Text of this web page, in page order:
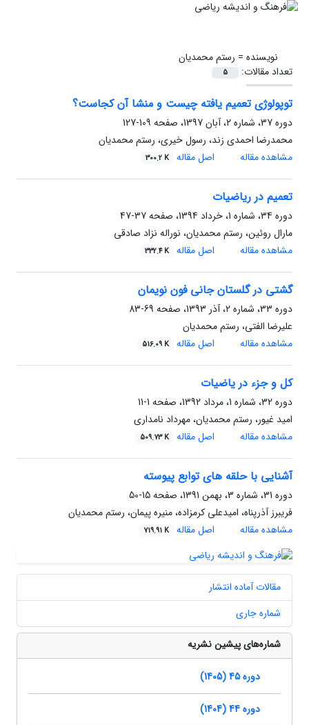
نویسنده = رستم محمدیان
تعداد مقالات:
5
توپولوژی تعمیم یافته چیست و منشا آن کجاست؟
دوره 37، شماره 2، آبان 1397، صفحه
109-127
محمدرضا احمدی زند، رسول خیری، رستم محمدیان
مشاهده مقاله
اصل مقاله 300.2 K
تعمیم در ریاضیات
دوره 34، شماره 1، خرداد 1394، صفحه
37-47
مارال روئین، رستم محمدیان، نوراله نزاد صادقی
مشاهده مقاله
اصل مقاله 332.4 K
گشتی در گلستان جانی فون نویمان
دوره 33، شماره 2، آذر 1393، صفحه
69-83
علیرضا الفتی، رستم محمدیان
مشاهده مقاله
اصل مقاله 516.09 K
کل و جزء در یاضیات
دوره 32، شماره 1، مرداد 1392، صفحه
1-11
امید غیور، رستم محمدیان، مهرداد نامداری
مشاهده مقاله
اصل مقاله 509.73 K
آشنایی با حلقه های توابع پیوسته
دوره 31، شماره 3، بهمن 1391، صفحه
15-50
فریبرز آذرپناه، امیدعلی کرمزاده، منیره پیمان، رستم محمدیان
مشاهده مقاله
اصل مقاله 719.91 K
مقالات آماده انتشار
شماره جاری
شماره‌های پیشین نشریه
دوره 45 (1405)
دوره 44 (1404)